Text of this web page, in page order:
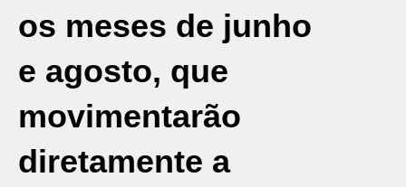
os meses de junho
e agosto, que
movimentarão
diretamente a